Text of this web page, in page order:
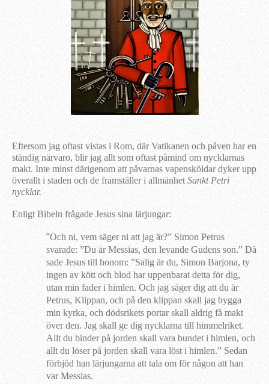
Eftersom jag oftast vistas i Rom, där Vatikanen och påven har en
ständig närvaro, blir jag allt som oftast påmind om nycklarnas
makt. Inte minst därigenom att påvarnas vapensköldar dyker upp
överallt i staden och de framställer i allmänhetSankt Petri
nycklar.
Enligt Bibeln frågade Jesus sina lärjungar:
”Och ni, vem säger ni att jag är?” Simon Petrus
svarade: ”Du är Messias, den levande Gudens son.” Då
sade Jesus till honom: ”Salig är du, Simon Barjona, ty
ingen av kött och blod har uppenbarat detta för dig,
utan min fader i himlen. Och jag säger dig att du är
Petrus, Klippan, och på den klippan skall jag bygga
min kyrka, och dödsrikets portar skall aldrig få makt
över den. Jag skall ge dig nycklarna till himmelriket.
Allt du binder på jorden skall vara bundet i himlen, och
allt du löser på jorden skall vara löst i himlen.” Sedan
förbjöd han lärjungarna att tala om för någon att han
var Messias.